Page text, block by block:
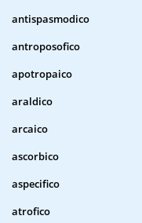
antispasmodico
antroposofico
apotropaico
araldico
arcaico
ascorbico
aspecifico
atrofico